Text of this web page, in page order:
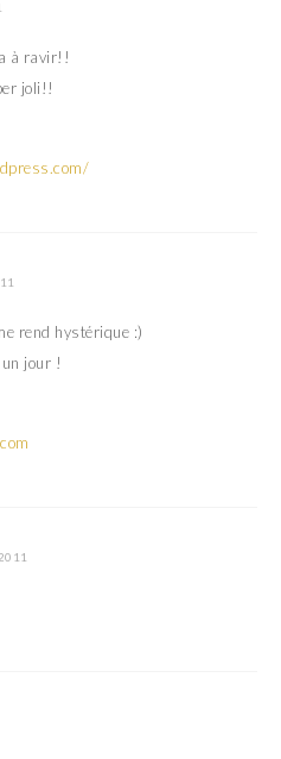
à ravir!!
joli!!
rend hystérique :)
jour !